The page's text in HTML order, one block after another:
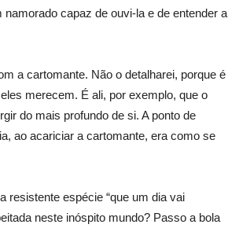
capaz de ouvi-la e de entender a
a cartomante. Não o detalharei, porque é
merecem. É ali, por exemplo, que o
do mais profundo de si. A ponto de
ao acariciar a cartomante, era como se
resistente espécie “que um dia vai
neste inóspito mundo? Passo a bola